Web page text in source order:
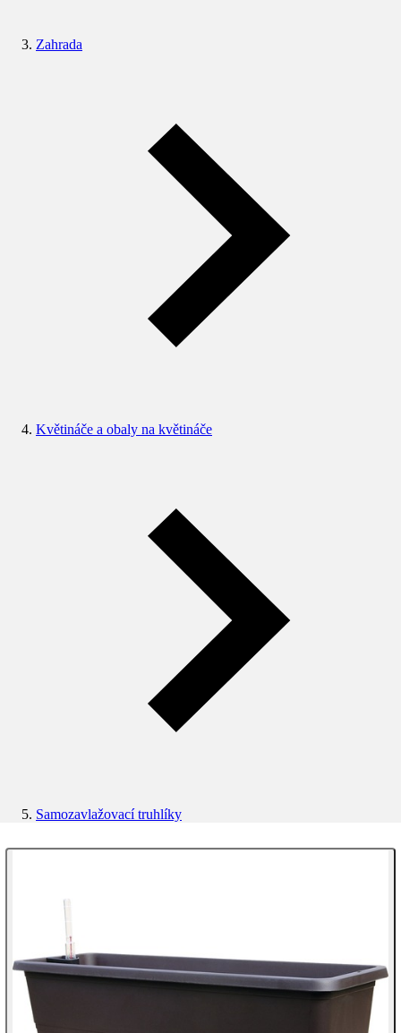
Zahrada
Květináče a obaly na květináče
Samozavlažovací truhlíky